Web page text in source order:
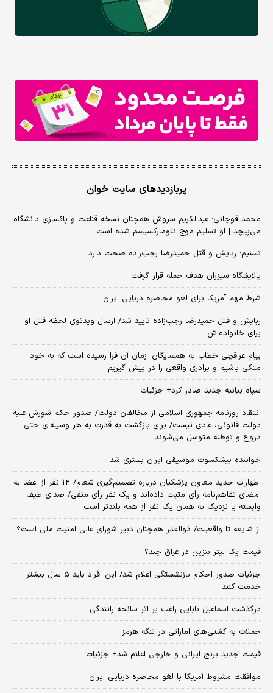
پربازدیدهای سایت خوان
محمد قوچانی: عبدالکریم سروش همچنان نسخه قناعت و پاکسازی دانشگاه
می‌پیچد | او تسلیم موج نئومارکسیسم شده است
تسنیم: ربایش و قتل حمیدرضا رجب‌زاده صحت دارد
پالایشگاه سیزران هدف حمله قرار گرفت
شرط مهم آمریکا برای لغو محاصره دریایی ایران
ربایش و قتل حمیدرضا رجب‌زاده تایید شد/ ارسال ویدئوی لحظه قتل او
برای خانواده‌اش
پیام عراقچی خطاب به همسایگان؛ زمان آن فرا رسیده است که به خود
متکی باشیم و برادری واقعی را در پیش گیریم
سپاه بیانیه جدید صادر کرد+ جزئیات
انتقاد روزنامه جمهوری اسلامی از مخالفان دولت/ صدور حکم شورش علیه
دولت قانونی، عادی نیست/ برای بازگشت به قدرت به هر وسیله‌ای حتی
دروغ و توطئه متوسل می‌شوند
خواننده پیشکسوت موسیقی ایران بستری شد
اظهارات جدید معاون پزشکیان درباره تصمیم‌گیری شعام/ ۱۲ نفر از اعضا به
امضای تفاهم‌نامه رأی مثبت داده‌اند و یک نفر رأی منفی/ صدای طیف
وابسته یا نزدیک به همان یک نفر از همه بلندتر است
از شایعه تا واقعیت/ ذوالقدر همچنان دبیر شورای ‌عالی امنیت ملی است؟
قیمت یک لیتر بنزین در عراق چند؟
جزئیات صدور احکام بازنشستگی اعلام شد/ این افراد باید ۵ سال بیشتر
خدمت کنند
درگذشت اسماعیل بابایی راغب بر اثر سانحه رانندگی
حملات به کشتی‌های اماراتی در تنگه هرمز
قیمت جدید برنج ایرانی و خارجی اعلام شد+ جزئیات
موافقت مشروط آمریکا با لغو محاصره دریایی ایران